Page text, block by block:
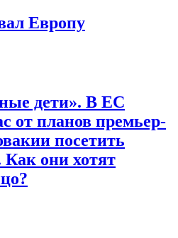
Европу
дети». В ЕС
от планов премьер-
посетить
они хотят